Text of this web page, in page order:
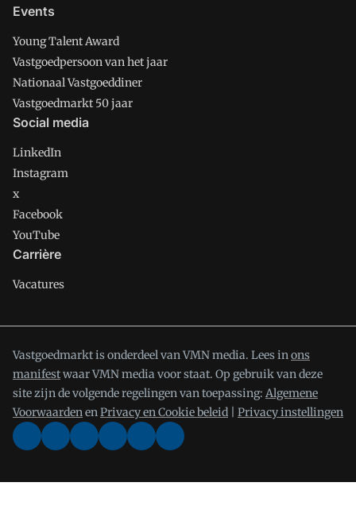
Events
Young Talent Award
Vastgoedpersoon van het jaar
Nationaal Vastgoeddiner
Vastgoedmarkt 50 jaar
Social media
LinkedIn
Instagram
x
Facebook
YouTube
Carrière
Vacatures
Vastgoedmarkt is onderdeel van VMN media. Lees inons
manifestwaar VMN media voor staat. Op gebruik van deze
site zijn de volgende regelingen van toepassing: Algemene
VoorwaardenenPrivacy en Cookie beleid Privacy instellingen